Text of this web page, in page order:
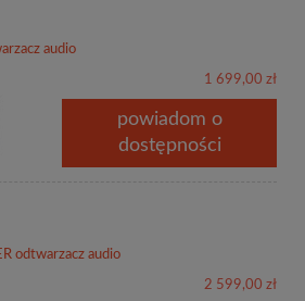
audio
1 699,00 zł
powiadom o
dostępności
odtwarzacz audio
2 599,00 zł